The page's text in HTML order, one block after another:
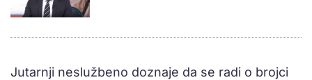
Jutarnji neslužbeno doznaje da se radi o brojci